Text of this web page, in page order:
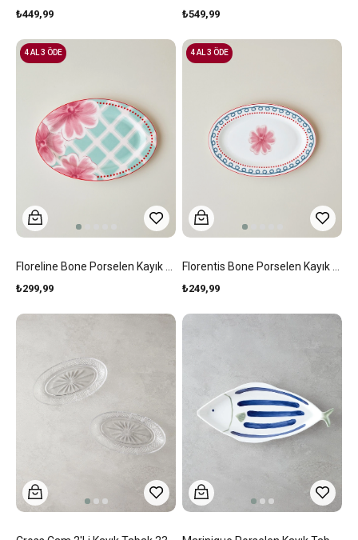
₺449,99 ₺549,99
₺299,99
4 AL 3 ÖDE
₺249,99
4 AL 3 ÖDE